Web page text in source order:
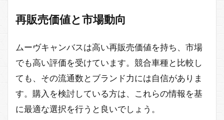
再販売価値と市場動向
ムーヴキャンバスは高い再販売価値を持ち、市場
でも高い評価を受けています。競合車種と比較し
ても、その流通数とブランド力には自信がありま
す。購入を検討している方は、これらの情報を基
に最適な選択を行うと良いでしょう。